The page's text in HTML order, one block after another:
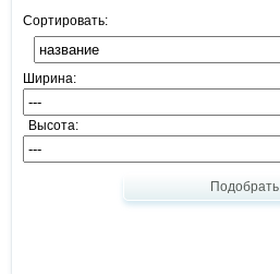
Сортировать:
Ширина:
Высота:
Подобрать